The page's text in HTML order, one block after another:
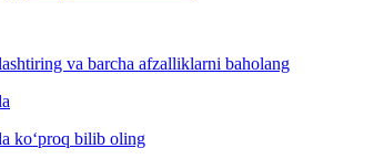
va barcha afzalliklarni baholang
koʻproq bilib oling